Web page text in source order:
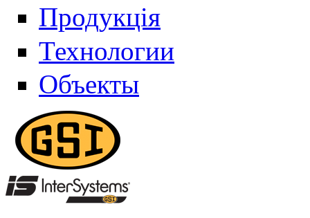
Продукція
Технологии
Объекты